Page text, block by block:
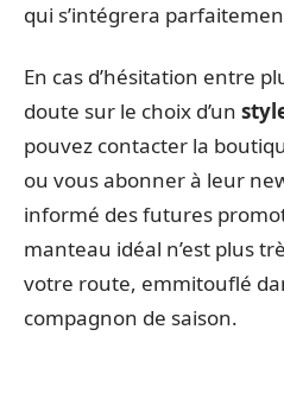
qui s’intégrera
En cas d’hésitation entre
doute sur le choix d’un
pouvez contacter la
ou vous abonner à leur
informé des futures
manteau idéal n’est plus
votre route, emmitouflé
compagnon de saison.